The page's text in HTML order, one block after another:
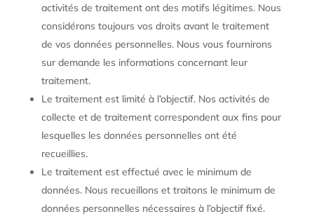
activités de traitement ont des motifs légitimes. Nous
considérons toujours vos droits avant le traitement
de vos données personnelles. Nous vous fournirons
sur demande les informations concernant leur
traitement.
Le traitement est limité à l’objectif. Nos activités de
collecte et de traitement correspondent aux fins pour
lesquelles les données personnelles ont été
recueillies.
Le traitement est effectué avec le minimum de
données. Nous recueillons et traitons le minimum de
données personnelles nécessaires à l’objectif fixé.